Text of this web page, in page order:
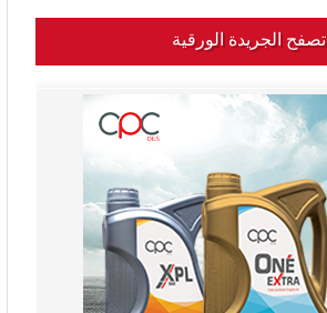
تصفح الجريدة الورقية